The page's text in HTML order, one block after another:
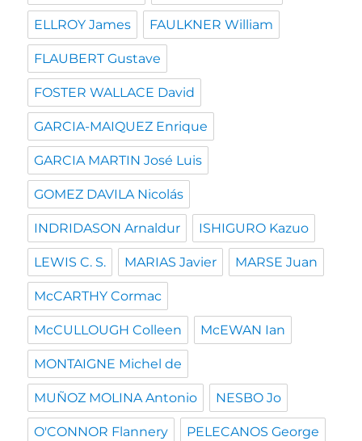
ELLROY James FAULKNER William
FLAUBERT Gustave
FOSTER WALLACE David
GARCIA-MAIQUEZ Enrique
GARCIA MARTIN José Luis
GOMEZ DAVILA Nicolás
INDRIDASON Arnaldur ISHIGURO Kazuo
LEWIS C. S. MARIAS Javier MARSE Juan
McCARTHY Cormac
McCULLOUGH Colleen McEWAN Ian
MONTAIGNE Michel de
MUÑOZ MOLINA Antonio NESBO Jo
O'CONNOR Flannery PELECANOS George